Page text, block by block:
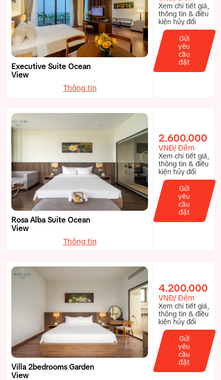
Executive Suite Ocean
View
Thông tin
Xem chi tiết giá,
thông tin & điều
kiện hủy đổi
Gửi
yêu
cầu
đặt
Rosa Alba Suite Ocean
View
Thông tin
2.600.000
VNĐ/ Đêm
Xem chi tiết giá,
thông tin & điều
kiện hủy đổi
Gửi
yêu
cầu
đặt
Villa 2bedrooms Garden
View
4.200.000
VNĐ/ Đêm
Xem chi tiết giá,
thông tin & điều
kiện hủy đổi
Gửi
yêu
cầu
đặt